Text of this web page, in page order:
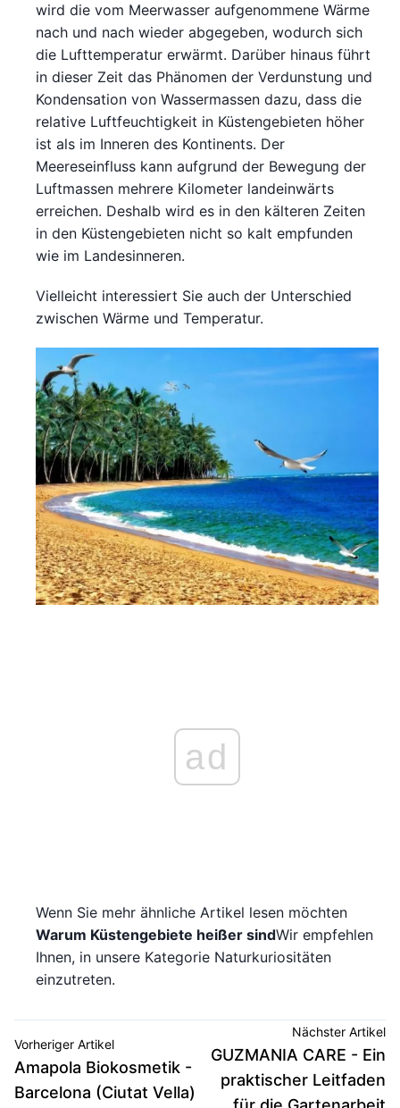
wird die vom Meerwasser aufgenommene Wärme
nach und nach wieder abgegeben, wodurch sich
die Lufttemperatur erwärmt. Darüber hinaus führt
in dieser Zeit das Phänomen der Verdunstung und
Kondensation von Wassermassen dazu, dass die
relative Luftfeuchtigkeit in Küstengebieten höher
ist als im Inneren des Kontinents. Der
Meereseinfluss kann aufgrund der Bewegung der
Luftmassen mehrere Kilometer landeinwärts
erreichen. Deshalb wird es in den kälteren Zeiten
in den Küstengebieten nicht so kalt empfunden
wie im Landesinneren.
Vielleicht interessiert Sie auch der Unterschied
zwischen Wärme und Temperatur.
ad
Wenn Sie mehr ähnliche Artikel lesen möchten
Warum Küstengebiete heißer sindWir empfehlen
Ihnen, in unsere Kategorie Naturkuriositäten
einzutreten.
Vorheriger Artikel
Amapola Biokosmetik -
Barcelona (Ciutat Vella)
Nächster Artikel
GUZMANIA CARE - Ein
praktischer Leitfaden